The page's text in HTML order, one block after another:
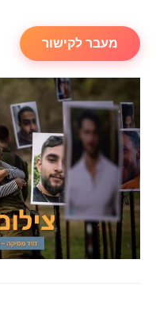
מעבר לקישור